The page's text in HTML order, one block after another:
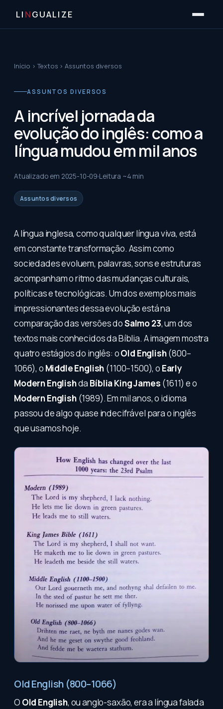
LI NGUALIZE
Início ›Textos ›Assuntos diversos
ASSUNTOS DIVERSOS
A incrível jornada da
evolução do inglês: como a
língua mudou em mil anos
Atualizado em 2025-10-09 Leitura ~4 min
Assuntos diversos
A língua inglesa, como qualquer língua viva, está
em constante transformação. Assim como
sociedades evoluem, palavras, sons e estruturas
acompanham o ritmo das mudanças culturais,
políticas e tecnológicas. Um dos exemplos mais
impressionantes dessa evolução está na
comparação das versões doSalmo 23, um dos
textos mais conhecidos da Bíblia. A imagem mostra
quatro estágios do inglês: oOld English(800–
1066), o Middle English (1100–1500), o Early
Modern Englishda Bíblia King James (1611) e o
Modern English(1989). Em mil anos, o idioma
passou de algo quase indecifrável para o inglês
que usamos hoje.
Old English (800–1066)
O Old English, ou anglo-saxão, era a língua falada